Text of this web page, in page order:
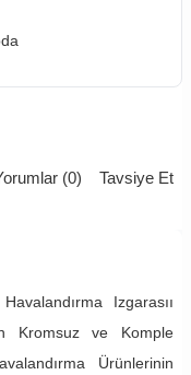
(0) Tavsiye Et
Izgarasıı
Kromsuz ve Komple
Ürünlerinin